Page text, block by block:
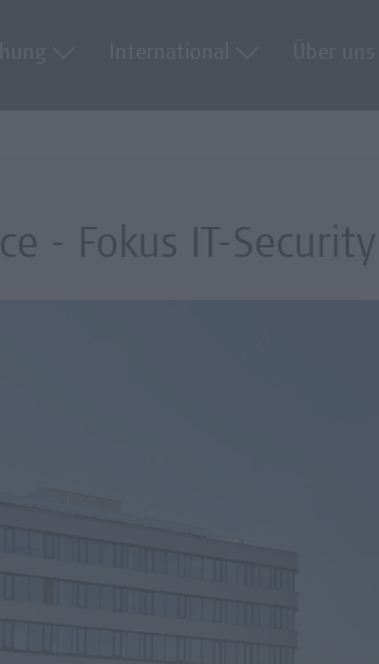
- Fokus IT-Security